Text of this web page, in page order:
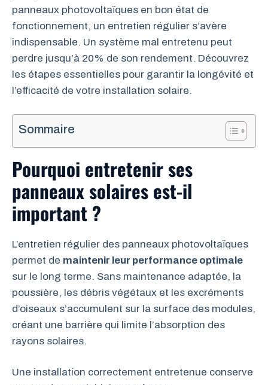
panneaux photovoltaïques en bon état de
fonctionnement, un entretien régulier s’avère
indispensable. Un système mal entretenu peut
perdre jusqu’à 20% de son rendement. Découvrez
les étapes essentielles pour garantir la longévité et
l’efficacité de votre installation solaire.
Sommaire
Pourquoi entretenir ses
panneaux solaires est-il
important ?
L’entretien régulier des panneaux photovoltaïques
permet de maintenir leur performance optimale
sur le long terme. Sans maintenance adaptée, la
poussière, les débris végétaux et les excréments
d’oiseaux s’accumulent sur la surface des modules,
créant une barrière qui limite l’absorption des
rayons solaires.
Une installation correctement entretenue conserve